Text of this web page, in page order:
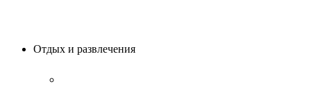
Отдых и развлечения